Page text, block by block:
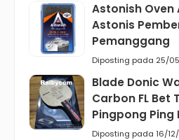
Astonish Oven
Astonis
Pemanggang
Diposting pada 25/
Blade Donic
Carbon FL Bet
Pingpong Ping
Diposting pada 16/